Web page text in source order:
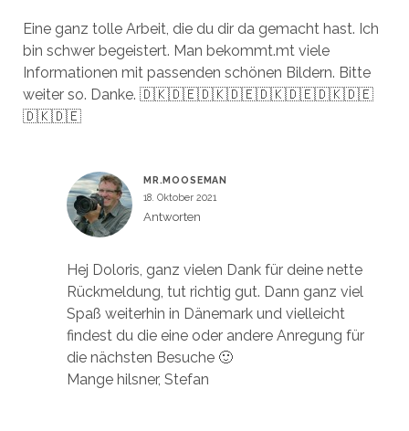
Eine ganz tolle Arbeit, die du dir da gemacht hast. Ich
bin schwer begeistert. Man bekommt.mt viele
Informationen mit passenden schönen Bildern. Bitte
weiter so. Danke. 🇩🇰🇩🇪🇩🇰🇩🇪🇩🇰🇩🇪🇩🇰🇩🇪
🇩🇰🇩🇪
MR.MOOSEMAN
18. Oktober 2021
Antworten
Hej Doloris, ganz vielen Dank für deine nette
Rückmeldung, tut richtig gut. Dann ganz viel
Spaß weiterhin in Dänemark und vielleicht
findest du die eine oder andere Anregung für
die nächsten Besuche 🙂
Mange hilsner, Stefan